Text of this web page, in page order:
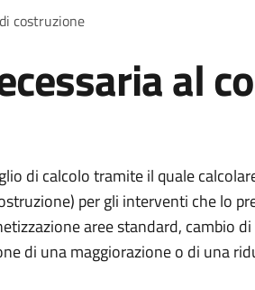
costruzione
al
di calcolo tramite il quale
per gli interventi che lo
aree standard, cambio
di una maggiorazione o di una